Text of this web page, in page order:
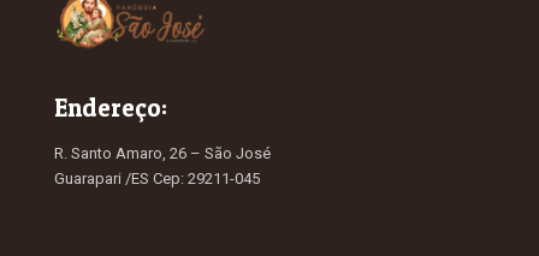
Endereço:
R. Santo Amaro, 26 – São José
Guarapari /ES Cep: 29211-045